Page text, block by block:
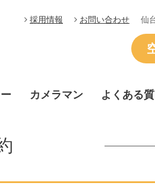
採用情報 お問い合わせ 仙
カメラマン よくある